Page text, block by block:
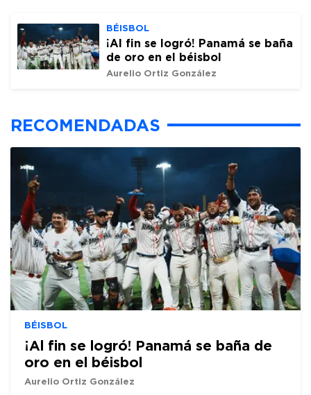
BÉISBOL
¡Al fin se logró! Panamá se baña
de oro en el béisbol
Aurelio Ortiz González
RECOMENDADAS
BÉISBOL
¡Al fin se logró! Panamá se baña de
oro en el béisbol
Aurelio Ortiz González